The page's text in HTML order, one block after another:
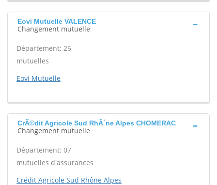
Eovi Mutuelle VALENCE
Changement mutuelle
Département: 26
mutuelles
Eovi Mutuelle
CrÃ©dit Agricole Sud RhÃ´ne Alpes CHOMERAC
Changement mutuelle
Département: 07
mutuelles d'assurances
Crédit Agricole Sud Rhône Alpes